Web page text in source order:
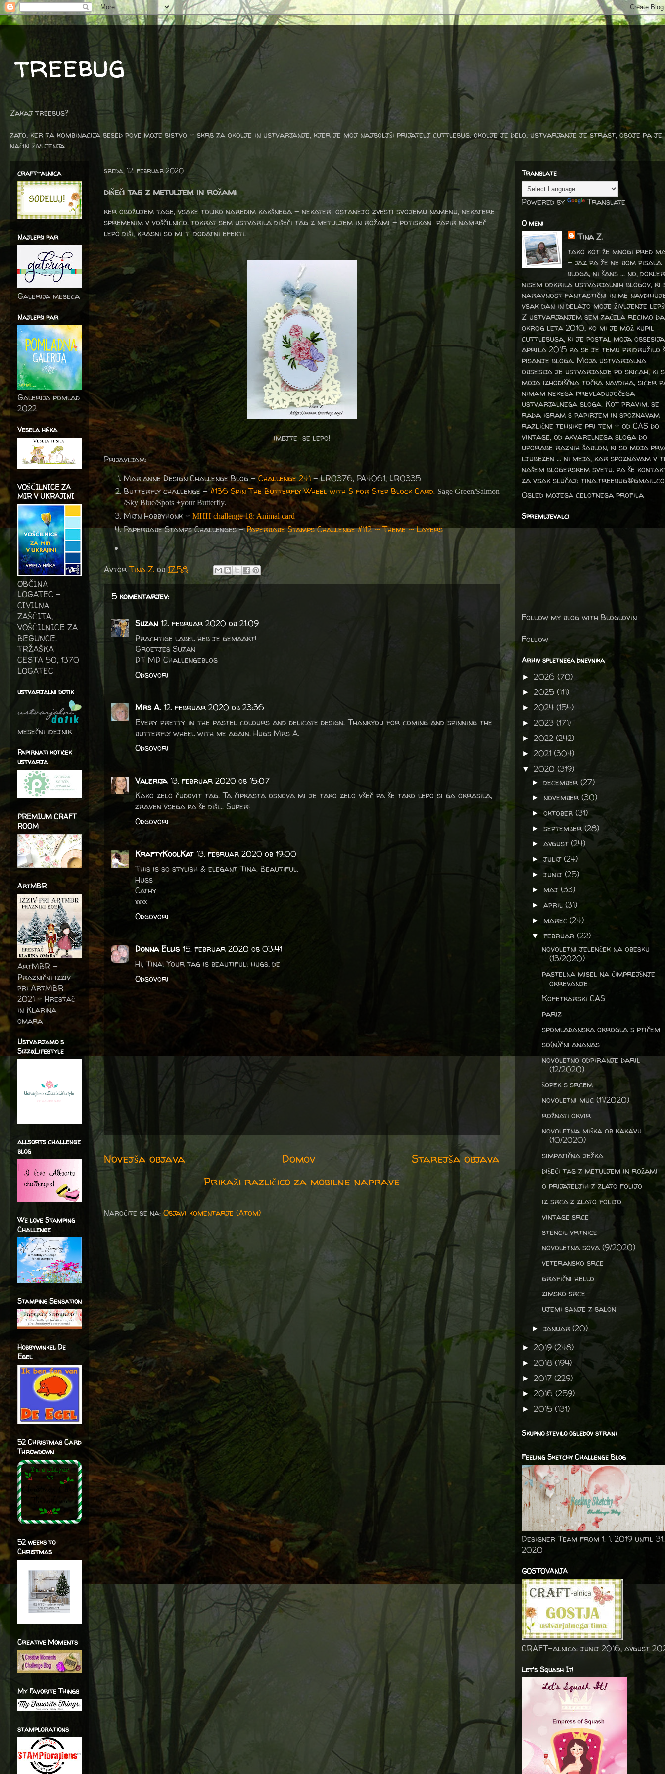
treebug
Zakaj treebug?
zato, ker ta kombinacija besed pove moje bistvo - skrb za okolje in ustvarjanje, kjer je moj najboljši prijatelj cuttlebug. okolje je delo, ustvarjanje je strast, oboje pa je
način življenja.
sreda, 12. februar 2020
dišeči tag z metuljem in rožami
ker obožujem tage, vsake toliko naredim kakšnega - nekateri ostanejo zvesti svojemu namenu, nekatere
spremenim v voščilnico. tokrat sem ustvarila dišeči tag z metuljem in rožami - potiskan papir namreč
lepo diši, krasni so mi ti dodatni efekti.
imejte se lepo!
Prijavljam:
Marianne Design Challenge Blog –Challenge 241- LR0376, PA4061, LR0335
Butterfly challenge -#136 Spin The Butterfly Wheel with S for Step Block Card. Sage Green/Salmon
/Sky Blue/Spots +your Butterfly.
Mijn Hobbyhonk - MHH challenge 18: Animal card
Paperbabe Stamps Challenges -Paperbabe Stamps Challenge #112 ~ Theme ~ Layers
AvtorTina Z. ob17:58
5 komentarjev:
Suzan 12. februar 2020 ob 21:09
Prachtige label heb je gemaakt!
Groetjes Suzan
DT MD Challengeblog
Odgovori
Mrs A. 12. februar 2020 ob 23:36
Every pretty in the pastel colours and delicate design. Thankyou for coming and spinning the
butterfly wheel with me again. Hugs Mrs A.
Odgovori
Valerija 13. februar 2020 ob 15:07
Kako zelo čudovit tag. Ta čipkasta osnova mi je tako zelo všeč pa še tako lepo si ga okrasila,
zraven vsega pa še diši... Super!
Odgovori
KraftyKoolKat 13. februar 2020 ob 19:00
This is so stylish & elegant Tina. Beautiful.
Hugs
Cathy
xxxx
Odgovori
Donna Ellis 15. februar 2020 ob 03:41
Hi, Tina! Your tag is beautiful! hugs, de
Odgovori
Novejša objava Starejša objava
Domov
Prikaži različico za mobilne naprave
Naročite se na: Objavi komentarje (Atom)
craft-alnica
Najlepši par
Galerija meseca
Najlepši par
Galerija pomlad
2022
Vesela hiška
VOŠČILNICE ZA
MIR V UKRAJINI
OBČINA
LOGATEC -
CIVILNA
ZAŠČITA,
VOŠČILNICE ZA
BEGUNCE,
TRŽAŠKA
CESTA 50, 1370
LOGATEC
ustvarjalni dotik
mesečni idejnik
Papirnati kotiček
ustvarja
PREMIUM CRAFT
ROOM
ArtMBR
ArtMBR -
Praznični izziv
pri ArtMBR
2021 – Hrestač
in Klarina
omara
Ustvarjamo s
SizzixLifestyle
allsorts challenge
blog
We love Stamping
Challenge
Stamping Sensation
Hobbywinkel De
Egel
52 Christmas Card
Throwdown
52 weeks to
Christmas
Creative Moments
My Favorite Things
stamplorations
Translate
Powered by Translate
O meni
Tina Z.
tako kot že mnogi pred
- jaz pa že ne bom pisala
bloga, ni šans ... no, dokler
nisem odkrila ustvarjalnih blogov, ki
naravnost fantastični in me
vsak dan in delajo moje življenje
Z ustvarjanjem sem začela recimo da
okrog leta 2010, ko mi je mož kupil
cuttlebuga, ki je postal moja
aprila 2015 pa se je temu pridružilo
pisanje bloga. Moja ustvarjalna
obsesija je ustvarjanje po skicah, ki
moja izhodiščna točka navdiha, sicer
nimam nekega prevladujočega
ustvarjalnega sloga. Kot pravim, se
rada igram s papirjem in spoznavam
različne tehnike pri tem – od CAS do
vintage, od akvarelnega sloga do
uporabe raznih šablon, ki so moja
ljubezen … ni meja, kar spoznavam v
našem blogerskem svetu. pa še
za vsak slučaj:
Ogled mojega celotnega profila
Spremljevalci
Follow my blog with Bloglovin
Follow
Arhiv spletnega dnevnika
► 2026 (70)
► 2025 (111)
► 2024 (154)
► 2023 (171)
► 2022 (242)
► 2021 (304)
▼ 2020 (319)
►december(27)
► november(30)
►oktober(31)
►september(28)
►avgust(24)
►julij(24)
►junij(25)
► maj(33)
►april(31)
► marec(24)
▼februar(22)
novoletni jelenček na obesku
(13/2020)
pastelna misel na čimprejšnje
okrevanje
Kofetkarski CAS
pariz
spomladanska okrogla s ptičem
so(n)čni ananas
novoletno odpiranje daril
(12/2020)
šopek s srcem
novoletni muc (11/2020)
rožnati okvir
novoletna miška ob kakavu
(10/2020)
simpatična ježka
dišeči tag z metuljem in rožami
o prijateljih z zlato folijo
iz srca z zlato folijo
vintage srce
stencil vrtnice
novoletna sova (9/2020)
veteransko srce
grafični hello
zimsko srce
ujemi sanje z baloni
►januar(20)
► 2019 (248)
► 2018 (194)
► 2017 (229)
► 2016 (259)
► 2015 (131)
Skupno število ogledov strani
Feeling Sketchy Challenge Blog
Designer Team from 1. 1. 2019 until
2020
GOSTOVANJA
CRAFT-alnica: junij 2016, avgust
Let's Squash It!